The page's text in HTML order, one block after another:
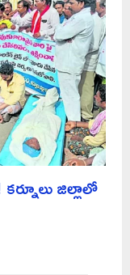
జిల్లాలో